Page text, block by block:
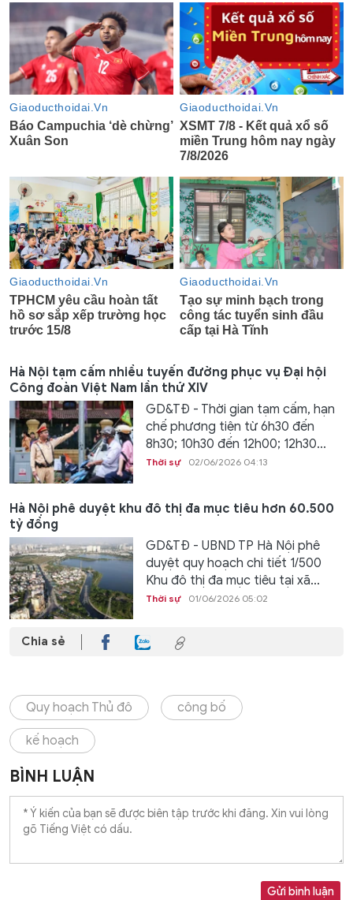
Hà Nội tạm cấm nhiều tuyến đường phục vụ Đại hội
Công đoàn Việt Nam lần thứ XIV
GD&TĐ - Thời gian tạm cấm, hạn
chế phương tiện từ 6h30 đến
8h30; 10h30 đến 12h00; 12h30...
Thời sự 02/06/2026 04:13
Hà Nội phê duyệt khu đô thị đa mục tiêu hơn 60.500
tỷ đồng
GD&TĐ - UBND TP Hà Nội phê
duyệt quy hoạch chi tiết 1/500
Khu đô thị đa mục tiêu tại xã...
Thời sự 01/06/2026 05:02
Chia sẻ
Quy hoạch Thủ đô công bố
kế hoạch
BÌNH LUẬN
Gửi bình luận